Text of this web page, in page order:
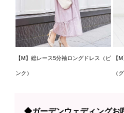
【M】総レース5分袖ロングドレス（ピ
ンク）
【
（